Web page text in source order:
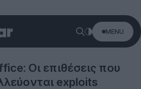
MENU
Οι επιθέσεις που
exploits